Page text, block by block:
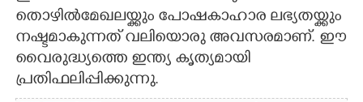
CONTACT US
തൊഴിൽമേഖലയ്ക്കും പോഷകാഹാര ലഭ്യതയ്ക്കും
നഷ്ടമാകുന്നത് വലിയൊരു അവസരമാണ്. ഈ
വൈരുദ്ധ്യത്തെ ഇന്ത്യ കൃത്യമായി
പ്രതിഫലിപ്പിക്കുന്നു.